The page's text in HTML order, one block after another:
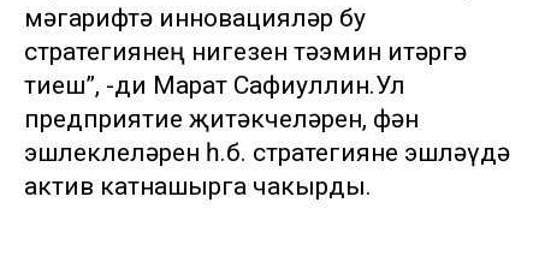
мәгарифтә инновацияләр бу
стратегиянең нигезен тәэмин итәргә
тиеш”, -ди Марат Сафиуллин.Ул
предприятие җитәкчеләрен, фән
эшлеклеләрен һ.б. стратегияне эшләүдә
актив катнашырга чакырды.